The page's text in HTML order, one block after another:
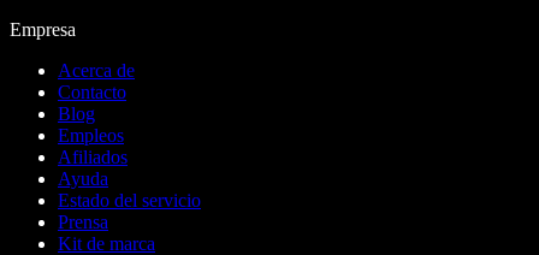
Empresa
Acerca de
Contacto
Blog
Empleos
Afiliados
Ayuda
Estado del servicio
Prensa
Kit de marca